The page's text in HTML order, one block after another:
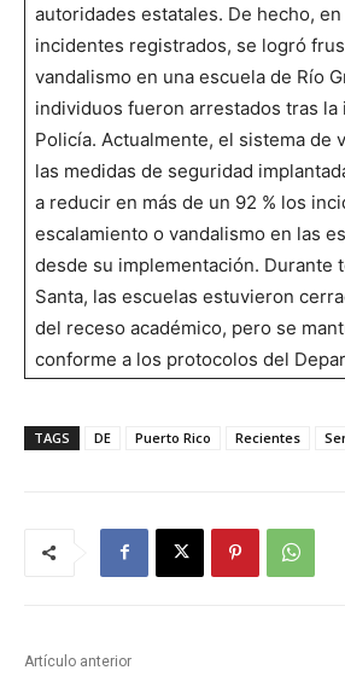
autoridades estatales. De hecho,
incidentes registrados, se logró
vandalismo en una escuela de Río
individuos fueron arrestados tras
Policía. Actualmente, el sistema de
las medidas de seguridad
a reducir en más de un 92 % los
escalamiento o vandalismo en las
desde su implementación. Durante
Santa, las escuelas estuvieron
del receso académico, pero se
conforme a los protocolos del
TAGS DE Puerto Rico Recientes
Artículo anterior